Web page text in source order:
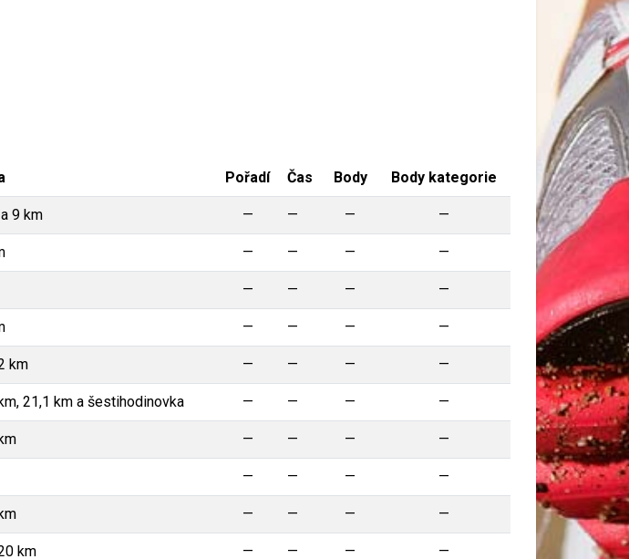
Pořadí Čas Body Body kategorie
9 km — — — —
— — — —
— — — —
— — — —
km — — — —
21,1 km a šestihodinovka — — — —
— — — —
— — — —
— — — —
km — — — —